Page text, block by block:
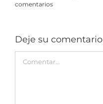
comentarios
Deje su comentario